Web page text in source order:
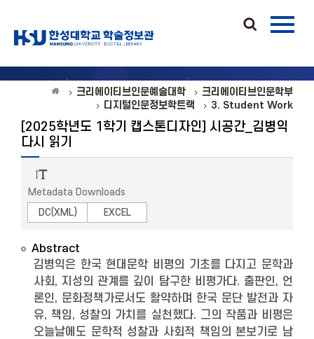
크리에이티브인문예술대학
크리에이티브인문학부
디지털인문정보학트랙
3. Student Work
[2025학년도 1학기 캡스톤디자인] 시공간_김병익
다시 읽기
Metadata Downloads
DC(XML)
EXCEL
Abstract
김병익은 한국 현대문학 비평의 기초를 다지고 문학과
사회, 지성의 관계를 깊이 탐구한 비평가다. 출판인, 언
론인, 문화정책가로서도 활약하며 한국 문단 발전과 자
유, 책임, 성찰의 가치를 실천했다. 그의 작품과 비평은
오늘날에도 문학적 성찰과 사회적 책임의 본보기로 남